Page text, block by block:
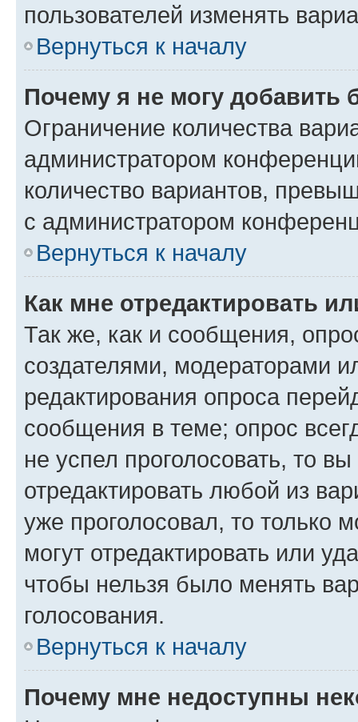
пользователей изменять
Вернуться к началу
Почему я не могу добавить
Ограничение количества
администратором
количество вариантов,
с администратором
Вернуться к началу
Как мне отредактировать
Так же, как и сообщения,
создателями, модераторами
редактирования опроса
сообщения в теме; опрос
не успел проголосовать, то
отредактировать любой из
уже проголосовал, то только
могут отредактировать или
чтобы нельзя было менять
голосования.
Вернуться к началу
Почему мне недоступны